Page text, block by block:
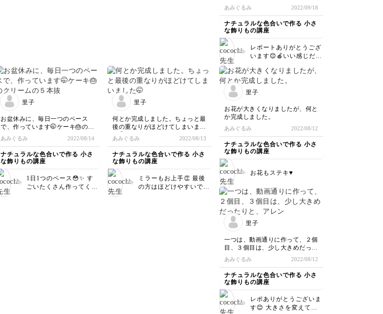
サイズ感が違うようなw
でもワクワクしながら楽しんで作
れました♪
あみぐるみ 2022/09/18
ナチュラルな色合いで作る 小さ
な飾りもの講座
レポートありがとうござ
います😊🍎いい感じだと
して下さり、嬉しいです
❤️ 引き続きぜひ編んで
下さいね✨✨
里子
お盆休みに、毎日一つのペース
で、作っています🤭ケーキ🎂のク
リームの５本抜くところで苦戦し
ましたが、何とか完成しました✌️
あみぐるみ 2022/08/14
ナチュラルな色合いで作る 小さ
な飾りもの講座
1日1つのペース😳✨ す
ごいたくさん作ってくれ
里子
何とか完成しました。ちょっと最
後の重なりがほどけてしまいまし
た🤭
あみぐるみ 2022/08/13
ナチュラルな色合いで作る 小さ
な飾りもの講座
ミラーもお上手👏 最後
の方はほどけやすいです
里子
お花が大きくなりましたが、何と
か完成しました。
あみぐるみ 2022/08/12
ナチュラルな色合いで作る 小さ
な飾りもの講座
お花もステキ♥️
里子
一つは、動画通りに作って、２個
目、３個目は、少し大きめだった
りと、アレンジしてみました。り
んごは、最初大きくなりすぎ、５
個目でやっと小ぶりに作れまし
た。
あみぐるみ 2022/08/12
ナチュラルな色合いで作る 小さ
な飾りもの講座
レポありがとうございま
す😊 大きさを変えて作